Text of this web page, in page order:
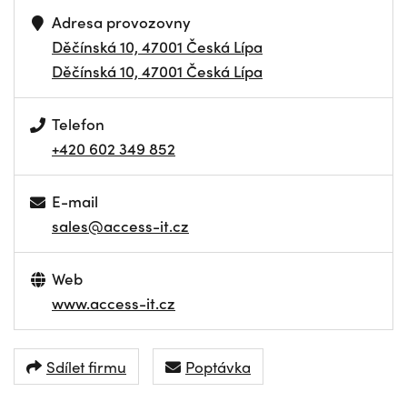
Adresa provozovny
Děčínská 10, 47001 Česká Lípa
Děčínská 10, 47001 Česká Lípa
Telefon
+420 602 349 852
E-mail
sales@access-it.cz
Web
www.access-it.cz
Sdílet firmu Poptávka